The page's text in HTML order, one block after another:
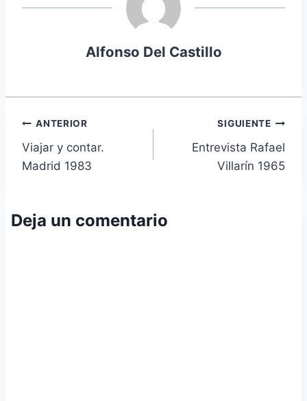
Alfonso Del Castillo
Navegación
de
ANTERIOR
Viajar y contar.
Madrid 1983
SIGUIENTE
Entrevista Rafael
Villarín 1965
Deja un comentario